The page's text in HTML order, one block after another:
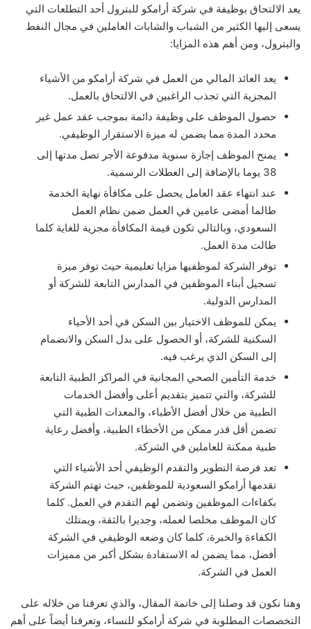
يعد الالتحاق بوظيفة في شركة أرامكو للبترول أحد التطلعات التي
يسعى إليها الكثير من الشباب والشابات العاملين في مجال النفط
والبترول، ومن أهم هذه المزايا:
يعد العائد المالي من العمل في شركة أرامكو من الأشياء
المجزية التي تجذب الراغبين في الالتحاق بالعمل.
حصول الموظف على وظيفة دائمة بموجب عقد عمل غير
محدد المدة مما يضمن له ميزة الاستقرار الوظيفي.
يمنح الموظف إجازة سنوية مدفوعة الأجر تصل مدتها إلى
38 يوما بالإضافة إلى العطلات الرسمية.
عند انتهاء عقد العامل يحصل على مكافأة نهاية الخدمة
طالما أمضى عامين في العمل ضمن نظام العمل
السعودي، وبالتالي تكون قيمة المكافأة مجزية للغاية كلما
طالت مدة العمل.
توفر الشركة لموظفيها مزايا تعليمية حيث توفر ميزة
تسجيل أبناء الموظفين في المدارس التابعة للشركة أو
المدارس الدولية.
يمكن للموظف الاختيار بين السكن في أحد الأحياء
السكنية للشركة، أو الحصول على بدل السكن والانضمام
إلى السكن الذي يرغب فيه.
خدمة التأمين الصحي المجانية في المراكز الطبية التابعة
للشركة، والتي تتميز بتقديم أعلى وأفضل الخدمات
الطبية من خلال أفضل الأطباء، والمعدات الطبية التي
تضمن أقل قدر ممكن من الأخطاء الطبية، وأفضل رعاية
طبية ممكنة للعاملين في الشركة.
تعد فرصة التطوير والتقدم الوظيفي أحد الأشياء التي
تقدمها أرامكو السعودية للموظفين، حيث تهتم الشركة
بكفاءات الموظفين وتضمن لهم التقدم في العمل. كلما
كان الموظف مخلصا لعمله، وجديرا بالثقة، ويمتلك
الكفاءة والخبرة، كلما كان وضعه الوظيفي في الشركة
أفضل، مما يضمن له الاستفادة بشكل أكبر من مميزات
العمل في الشركة.
وهنا نكون قد وصلنا إلى خاتمة المقال، والذي تعرفنا من خلاله على
التخصصات المطلوبة في شركة أرامكو للنساء، وتعرفنا أيضاً على أهم